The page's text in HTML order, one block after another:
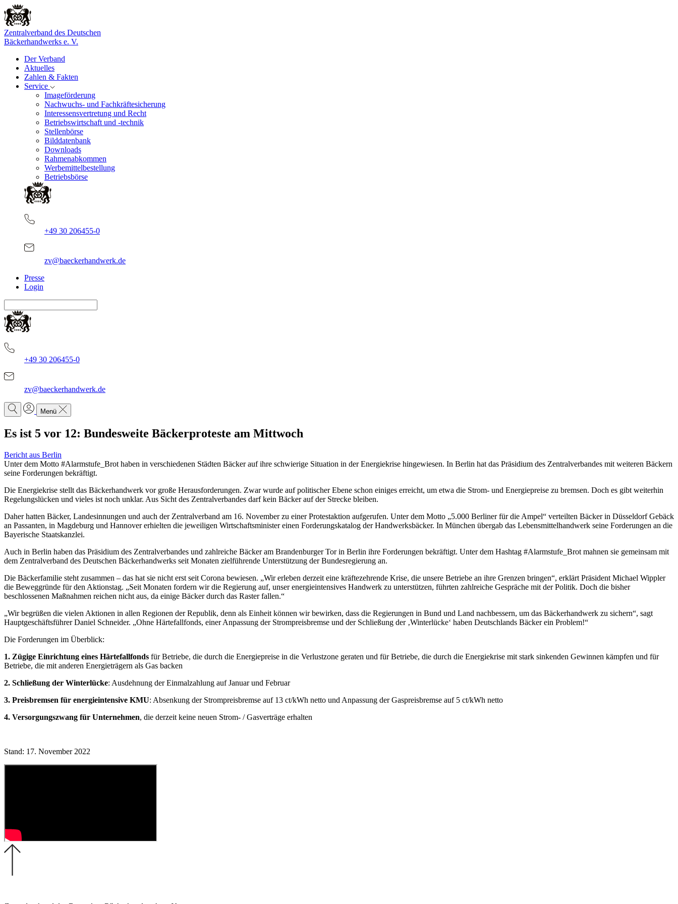
Zentralverband des Deutschen
Bäckerhandwerks e. V.
Der Verband
Aktuelles
Zahlen & Fakten
Service
Imageförderung
Nachwuchs- und Fachkräftesicherung
Interessensvertretung und Recht
Betriebswirtschaft und -technik
Stellenbörse
Bilddatenbank
Downloads
Rahmenabkommen
Werbemittelbestellung
Betriebsbörse
+49 30 206455-0
zv@baeckerhandwerk.de
Presse
Login
+49 30 206455-0
zv@baeckerhandwerk.de
Menü
Es ist 5 vor 12: Bundesweite Bäckerproteste am Mittwoch
Bericht aus Berlin
Unter dem Motto #Alarmstufe_Brot haben in verschiedenen Städten Bäcker auf ihre schwierige Situation in der Energiekrise hingewiesen. In Berlin hat das Präsidium des Zentralverbandes mit weiteren Bäckern
seine Forderungen bekräftigt.
Die Energiekrise stellt das Bäckerhandwerk vor große Herausforderungen. Zwar wurde auf politischer Ebene schon einiges erreicht, um etwa die Strom- und Energiepreise zu bremsen. Doch es gibt weiterhin
Regelungslücken und vieles ist noch unklar. Aus Sicht des Zentralverbandes darf kein Bäcker auf der Strecke bleiben.
Daher hatten Bäcker, Landesinnungen und auch der Zentralverband am 16. November zu einer Protestaktion aufgerufen. Unter dem Motto „5.000 Berliner für die Ampel“ verteilten Bäcker in Düsseldorf Gebäck
an Passanten, in Magdeburg und Hannover erhielten die jeweiligen Wirtschaftsminister einen Forderungskatalog der Handwerksbäcker. In München übergab das Lebensmittelhandwerk seine Forderungen an die
Bayerische Staatskanzlei.
Auch in Berlin haben das Präsidium des Zentralverbandes und zahlreiche Bäcker am Brandenburger Tor in Berlin ihre Forderungen bekräftigt. Unter dem Hashtag #Alarmstufe_Brot mahnen sie gemeinsam mit
dem Zentralverband des Deutschen Bäckerhandwerks seit Monaten zielführende Unterstützung der Bundesregierung an.
Die Bäckerfamilie steht zusammen – das hat sie nicht erst seit Corona bewiesen. „Wir erleben derzeit eine kräftezehrende Krise, die unsere Betriebe an ihre Grenzen bringen“, erklärt Präsident Michael Wippler
die Beweggründe für den Aktionstag. „Seit Monaten fordern wir die Regierung auf, unser energieintensives Handwerk zu unterstützen, führten zahlreiche Gespräche mit der Politik. Doch die bisher
beschlossenen Maßnahmen reichen nicht aus, da einige Bäcker durch das Raster fallen.“
„Wir begrüßen die vielen Aktionen in allen Regionen der Republik, denn als Einheit können wir bewirken, dass die Regierungen in Bund und Land nachbessern, um das Bäckerhandwerk zu sichern“, sagt
Hauptgeschäftsführer Daniel Schneider. „Ohne Härtefallfonds, einer Anpassung der Strompreisbremse und der Schließung der ‚Winterlücke‘ haben Deutschlands Bäcker ein Problem!“
Die Forderungen im Überblick:
1. Zügige Einrichtung eines Härtefallfonds für Betriebe, die durch die Energiepreise in die Verlustzone geraten und für Betriebe, die durch die Energiekrise mit stark sinkenden Gewinnen kämpfen und für
Betriebe, die mit anderen Energieträgern als Gas backen
2. Schließung der Winterlücke: Ausdehnung der Einmalzahlung auf Januar und Februar
3. Preisbremsen für energieintensive KMU: Absenkung der Strompreisbremse auf 13 ct/kWh netto und Anpassung der Gaspreisbremse auf 5 ct/kWh netto
4. Versorgungszwang für Unternehmen, die derzeit keine neuen Strom- / Gasverträge erhalten
Stand: 17. November 2022